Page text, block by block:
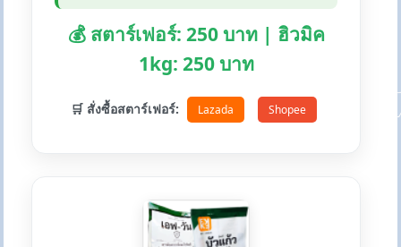
💰 สตาร์เฟอร์: 250 บาท | ฮิวมิค
1kg: 250 บาท
🛒 สั่งซื้อสตาร์เฟอร์: Lazada Shopee